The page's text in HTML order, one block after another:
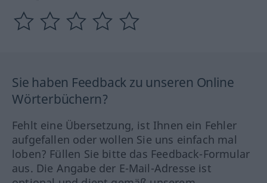
Sie haben Feedback zu unseren Online
Wörterbüchern?
Fehlt eine Übersetzung, ist Ihnen ein Fehler
aufgefallen oder wollen Sie uns einfach mal
loben? Füllen Sie bitte das Feedback-Formular
aus. Die Angabe der E-Mail-Adresse ist